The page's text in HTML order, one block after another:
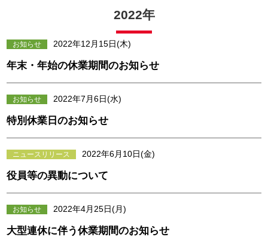
2022年
お知らせ 2022年12月15日(木)
年末・年始の休業期間のお知らせ
お知らせ 2022年7月6日(水)
特別休業日のお知らせ
ニュースリリース 2022年6月10日(金)
役員等の異動について
お知らせ 2022年4月25日(月)
大型連休に伴う休業期間のお知らせ